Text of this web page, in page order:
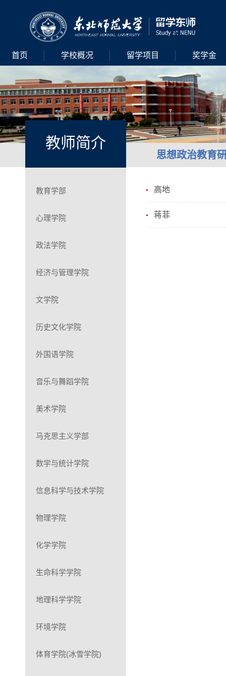
首页 学校概况 留学项目 奖学金
教师简介
思想政治教育
教育学部
心理学院
政法学院
经济与管理学院
文学院
历史文化学院
外国语学院
音乐与舞蹈学院
美术学院
马克思主义学部
数学与统计学院
信息科学与技术学院
物理学院
化学学院
生命科学学院
地理科学学院
环境学院
体育学院(冰雪学院)
高地
蒋菲